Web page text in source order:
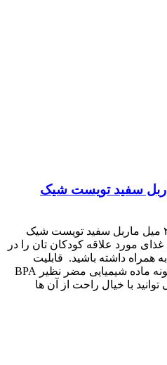
با استفاده از بگ پوره خوری ۲۲۰ میل ماربل سفید تویست شیک
مورد علاقه کودکان تان را در
همراه داشته باشید. قابلیت
استفاده مجدد دارند و فاقد هر گونه ماده شیمیایی مضر نظیر BPA
با خیال راحت از آن ها